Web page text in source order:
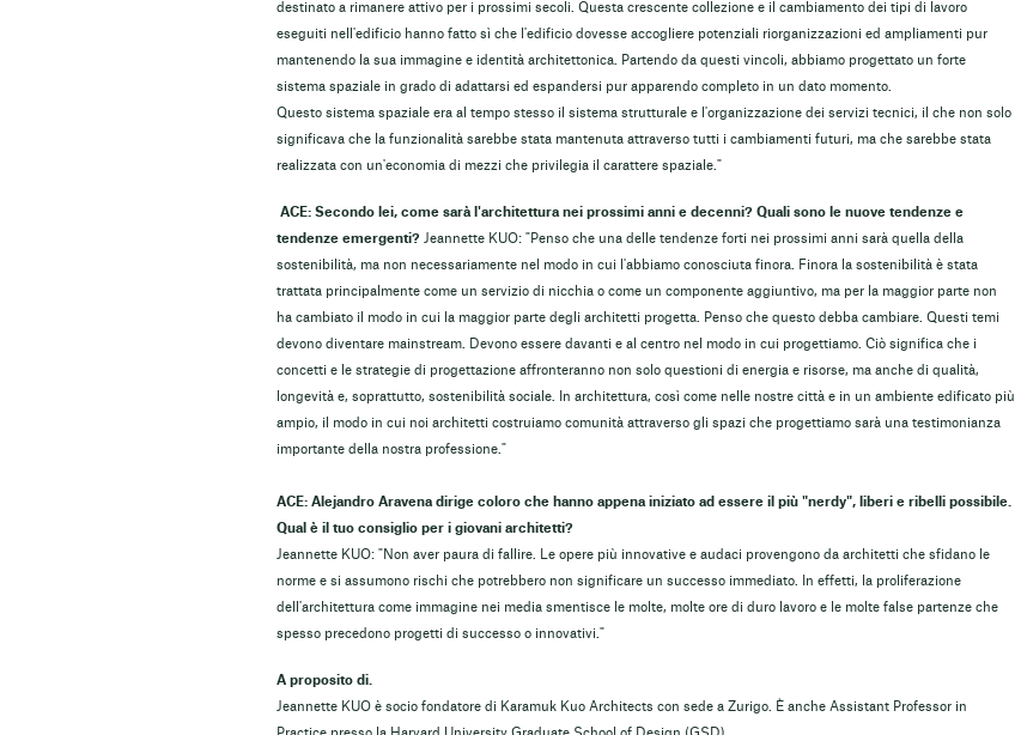
destinato a rimanere attivo per i prossimi secoli. Questa crescente collezione e il cambiamento dei tipi di lavoro
eseguiti nell'edificio hanno fatto sì che l'edificio dovesse accogliere potenziali riorganizzazioni ed ampliamenti pur
mantenendo la sua immagine e identità architettonica. Partendo da questi vincoli, abbiamo progettato un forte
sistema spaziale in grado di adattarsi ed espandersi pur apparendo completo in un dato momento.
Questo sistema spaziale era al tempo stesso il sistema strutturale e l'organizzazione dei servizi tecnici, il che non solo
significava che la funzionalità sarebbe stata mantenuta attraverso tutti i cambiamenti futuri, ma che sarebbe stata
realizzata con un'economia di mezzi che privilegia il carattere spaziale."
ACE: Secondo lei, come sarà l'architettura nei prossimi anni e decenni? Quali sono le nuove tendenze e
tendenze emergenti? Jeannette KUO: "Penso che una delle tendenze forti nei prossimi anni sarà quella della
sostenibilità, ma non necessariamente nel modo in cui l'abbiamo conosciuta finora. Finora la sostenibilità è stata
trattata principalmente come un servizio di nicchia o come un componente aggiuntivo, ma per la maggior parte non
ha cambiato il modo in cui la maggior parte degli architetti progetta. Penso che questo debba cambiare. Questi temi
devono diventare mainstream. Devono essere davanti e al centro nel modo in cui progettiamo. Ciò significa che i
concetti e le strategie di progettazione affronteranno non solo questioni di energia e risorse, ma anche di qualità,
longevità e, soprattutto, sostenibilità sociale. In architettura, così come nelle nostre città e in un ambiente edificato più
ampio, il modo in cui noi architetti costruiamo comunità attraverso gli spazi che progettiamo sarà una testimonianza
importante della nostra professione."
ACE: Alejandro Aravena dirige coloro che hanno appena iniziato ad essere il più "nerdy", liberi e ribelli possibile.
Qual è il tuo consiglio per i giovani architetti?
Jeannette KUO: "Non aver paura di fallire. Le opere più innovative e audaci provengono da architetti che sfidano le
norme e si assumono rischi che potrebbero non significare un successo immediato. In effetti, la proliferazione
dell'architettura come immagine nei media smentisce le molte, molte ore di duro lavoro e le molte false partenze che
spesso precedono progetti di successo o innovativi."
A proposito di.
Jeannette KUO è socio fondatore di Karamuk Kuo Architects con sede a Zurigo. È anche Assistant Professor in